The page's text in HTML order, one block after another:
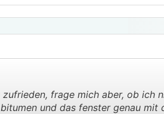
frage mich aber, ob ich
und das fenster genau mit